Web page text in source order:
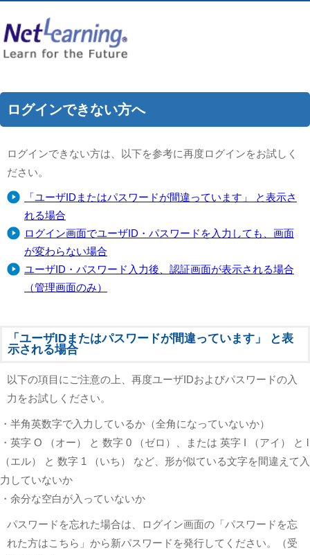
ログインできない方へ
ログインできない方は、以下を参考に再度ログインをお試しく
ださい。
「ユーザIDまたはパスワードが間違っています」 と表示さ
れる場合
ログイン画面でユーザID・パスワードを入力しても、画面
が変わらない場合
ユーザID・パスワード入力後、認証画面が表示される場合
（管理画面のみ）
「ユーザIDまたはパスワードが間違っています」 と表
示される場合
以下の項目にご注意の上、再度ユーザIDおよびパスワードの入
力をお試しください。
・半角英数字で入力しているか（全角になっていないか）
・英字 O （オー） と 数字 0 （ゼロ）、または 英字 I （アイ） と l
（エル） と 数字 1 （いち） など、形が似ている文字を間違えて入
力していないか
・余分な空白が入っていないか
パスワードを忘れた場合は、ログイン画面の「パスワードを忘
れた方はこちら」から新パスワードを発行してください。（受